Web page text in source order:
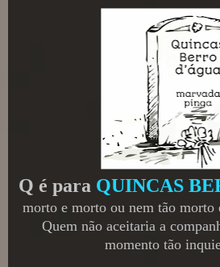
Q é para QUINCAS
morto e morto ou nem tão
Quem não aceitaria a
momento tão